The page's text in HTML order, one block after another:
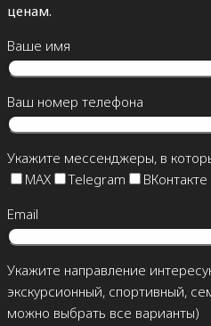
ценам.
Ваше имя
Ваш номер телефона
Укажите мессенджеры, в
MAX
Telegram ВКонтакте
Email
Укажите направление
экскурсионный, спортивный,
можно выбрать все варианты)